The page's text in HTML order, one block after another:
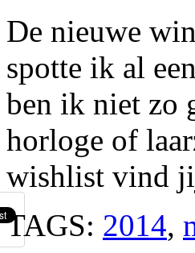
De nieuwe
spotte ik al
ben ik niet zo
horloge of
wishlist vind
TAGS: 2014,